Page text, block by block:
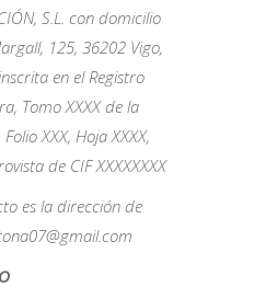
S.L. con domicilio
125, 36202 Vigo,
en el Registro
Tomo XXXX de la
XXX, Hoja XXXX,
de CIF XXXXXXXX
es la dirección de